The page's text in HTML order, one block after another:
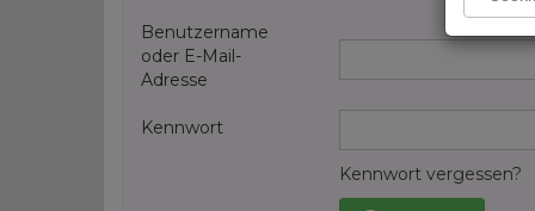
Benutzername
oder E-Mail-
Adresse
Kennwort
Kennwort vergessen?